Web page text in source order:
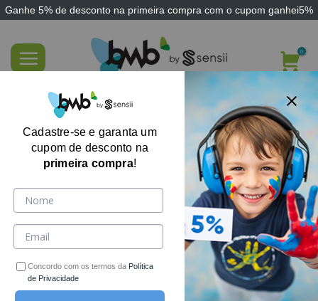
Ganhe 5% de desconto na primeira compra com o cupom ganhei5%
content
Jogo Toca do Tapiti
Cadastre-se e garanta um
cupom de desconto na
primeira compra!
Concordo com os termos da Política
de Privacidade